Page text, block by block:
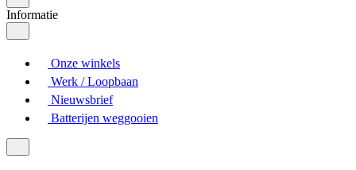
Informatie
Onze winkels
Werk / Loopbaan
Nieuwsbrief
Batterijen weggooien